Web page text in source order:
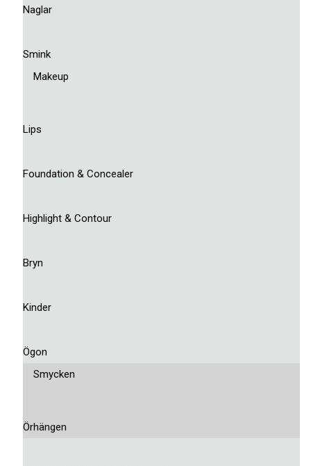
Naglar
Smink
Makeup
Lips
Foundation & Concealer
Highlight & Contour
Bryn
Kinder
Ögon
Smycken
Örhängen